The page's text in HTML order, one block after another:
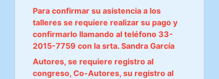
Para confirmar su asistencia a los
talleres se requiere realizar su pago y
confirmarlo llamando al teléfono 33-
2015-7759 con la srta. Sandra García
Autores, se requiere registro al
congreso, Co-Autores, su registro al